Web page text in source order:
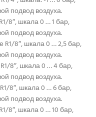
подвод воздуха.
8″, шкала 0 … 1 бар,
подвод воздуха.
8″, шкала 0 … 2,5 бар,
подвод воздуха.
8″, шкала 0 … 4 бар,
подвод воздуха.
8″, шкала 0 … 6 бар,
подвод воздуха.
8″, шкала 0 … 10 бар,